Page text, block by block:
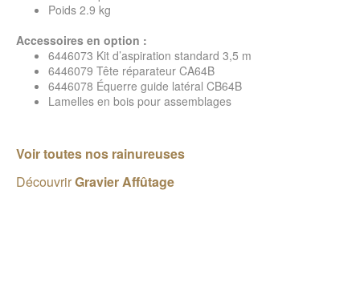
Poids 2.9 kg
Accessoires en option :
6446073 Kit d’aspiration standard 3,5 m
6446079 Tête réparateur CA64B
6446078 Équerre guide latéral CB64B
Lamelles en bois pour assemblages
Voir toutes nos rainureuses
DécouvrirGravier Affûtage